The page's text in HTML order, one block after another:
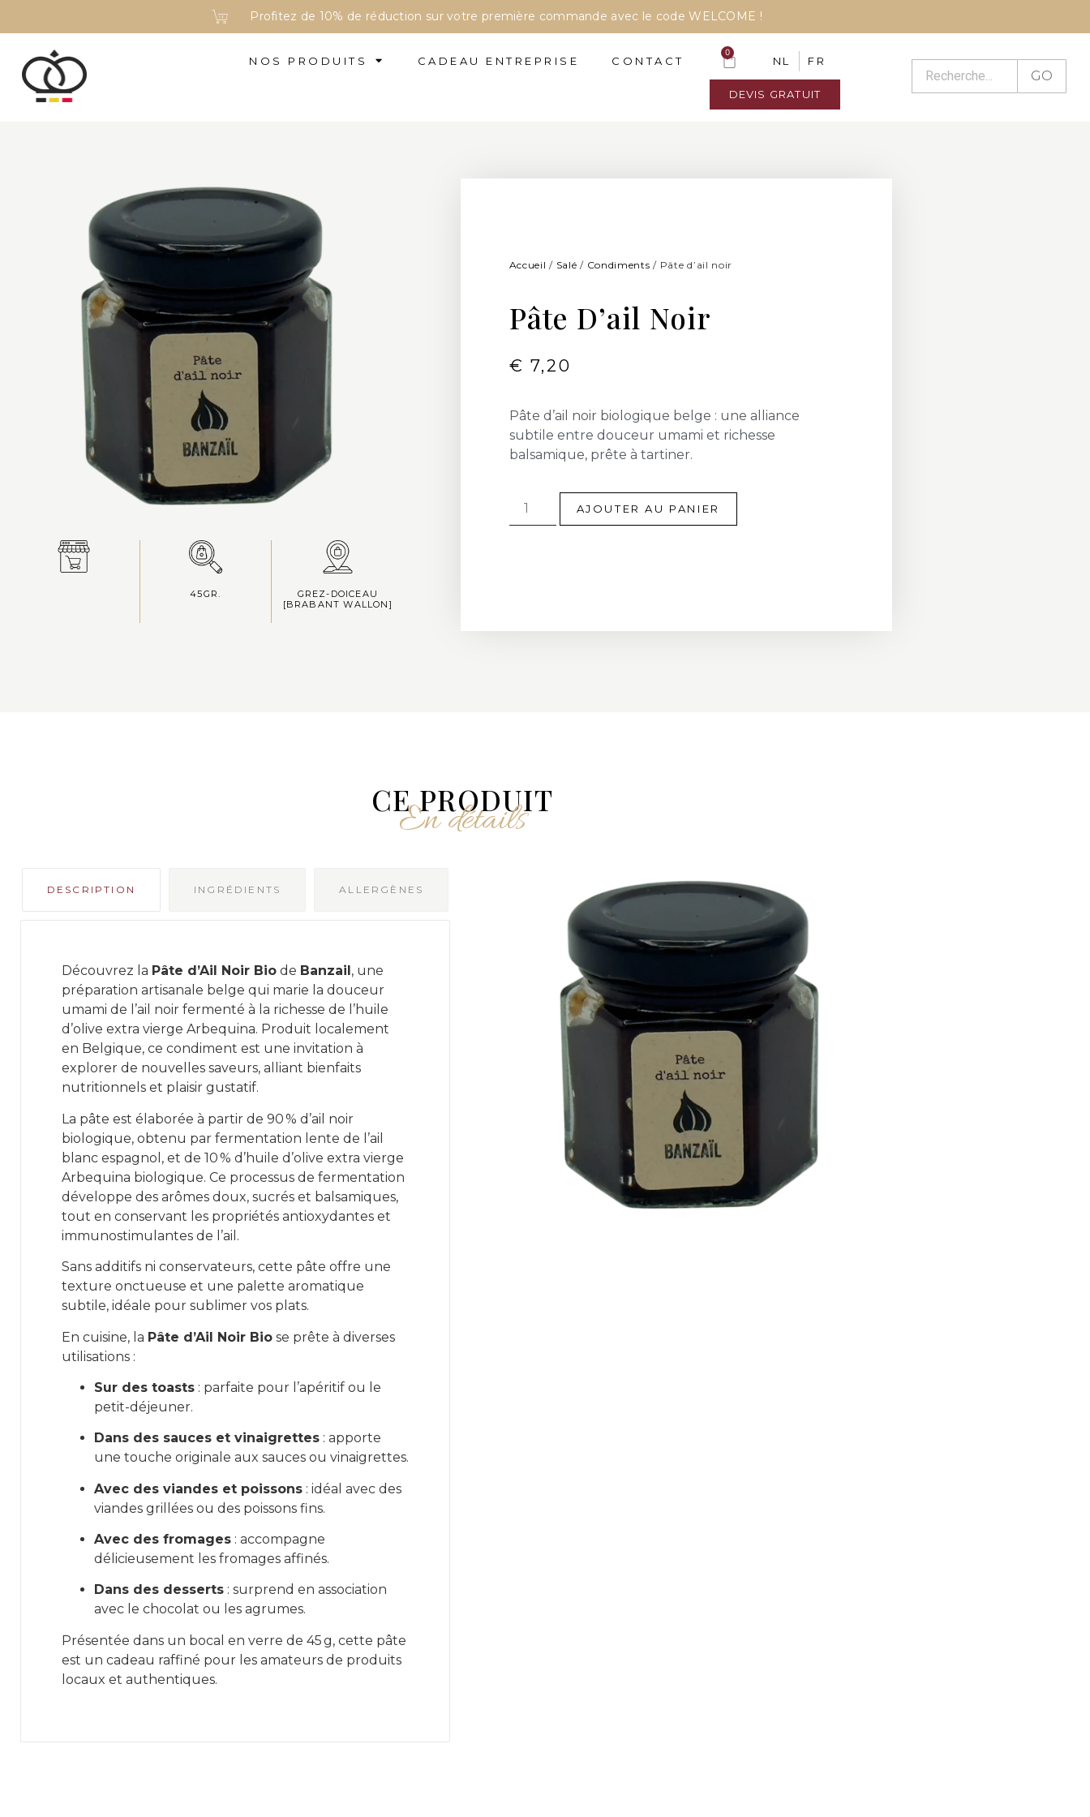
Profitez de 10% de réduction sur votre première commande avec le code WELCOME !
NOS PRODUITS CADEAU ENTREPRISE CONTACT
0
NL FR
DEVIS GRATUIT
GO
45GR.
GREZ-DOICEAU
[BRABANT WALLON]
Accueil / Salé / Condiments / Pâte d’ail noir
Pâte D’ail Noir
€ 7,20
Pâte d’ail noir biologique belge : une alliance
subtile entre douceur umami et richesse
balsamique, prête à tartiner.
AJOUTER AU PANIER
CE PRODUIT
En détails
DESCRIPTION INGRÉDIENTS ALLERGÈNES
Découvrez la Pâte d’Ail Noir Bio de Banzail , une
préparation artisanale belge qui marie la douceur
umami de l’ail noir fermenté à la richesse de l’huile
d’olive extra vierge Arbequina. Produit localement
en Belgique, ce condiment est une invitation à
explorer de nouvelles saveurs, alliant bienfaits
nutritionnels et plaisir gustatif.
La pâte est élaborée à partir de 90 % d’ail noir
biologique, obtenu par fermentation lente de l’ail
blanc espagnol, et de 10 % d’huile d’olive extra vierge
Arbequina biologique. Ce processus de fermentation
développe des arômes doux, sucrés et balsamiques,
tout en conservant les propriétés antioxydantes et
immunostimulantes de l’ail.
Sans additifs ni conservateurs, cette pâte offre une
texture onctueuse et une palette aromatique
subtile, idéale pour sublimer vos plats.
En cuisine, la Pâte d’Ail Noir Bio se prête à diverses
utilisations :
Sur des toasts : parfaite pour l’apéritif ou le
petit-déjeuner.
Dans des sauces et vinaigrettes : apporte
une touche originale aux sauces ou vinaigrettes.
Avec des viandes et poissons : idéal avec des
viandes grillées ou des poissons fins.
Avec des fromages : accompagne
délicieusement les fromages affinés.
Dans des desserts : surprend en association
avec le chocolat ou les agrumes.
Présentée dans un bocal en verre de 45 g, cette pâte
est un cadeau raffiné pour les amateurs de produits
locaux et authentiques.